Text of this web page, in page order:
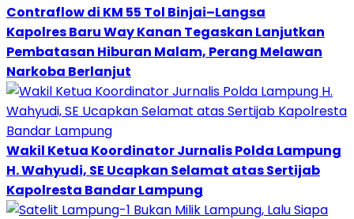
Contraflow di KM 55 Tol Binjai–Langsa
Kapolres Baru Way Kanan Tegaskan Lanjutkan
Pembatasan Hiburan Malam, Perang Melawan
Narkoba Berlanjut
Wakil Ketua Koordinator Jurnalis Polda Lampung
H. Wahyudi, SE Ucapkan Selamat atas Sertijab
Kapolresta Bandar Lampung